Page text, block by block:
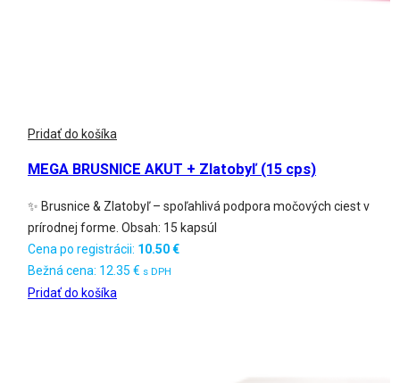
Pridať do košíka
MEGA BRUSNICE AKUT + Zlatobyľ (15 cps)
✨ Brusnice & Zlatobyľ – spoľahlivá podpora močových ciest v
prírodnej forme. Obsah: 15 kapsúl
Cena po registrácii: 10.50€
Bežná cena: 12.35 € s DPH
Pridať do košíka